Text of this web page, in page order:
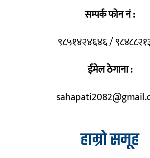
सम्पर्क फोन नं :
९८५१४२४६४६ /
ईमेल ठेगाना :
हाम्रो समूह